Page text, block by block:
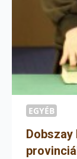
EGYÉB
Dobszay